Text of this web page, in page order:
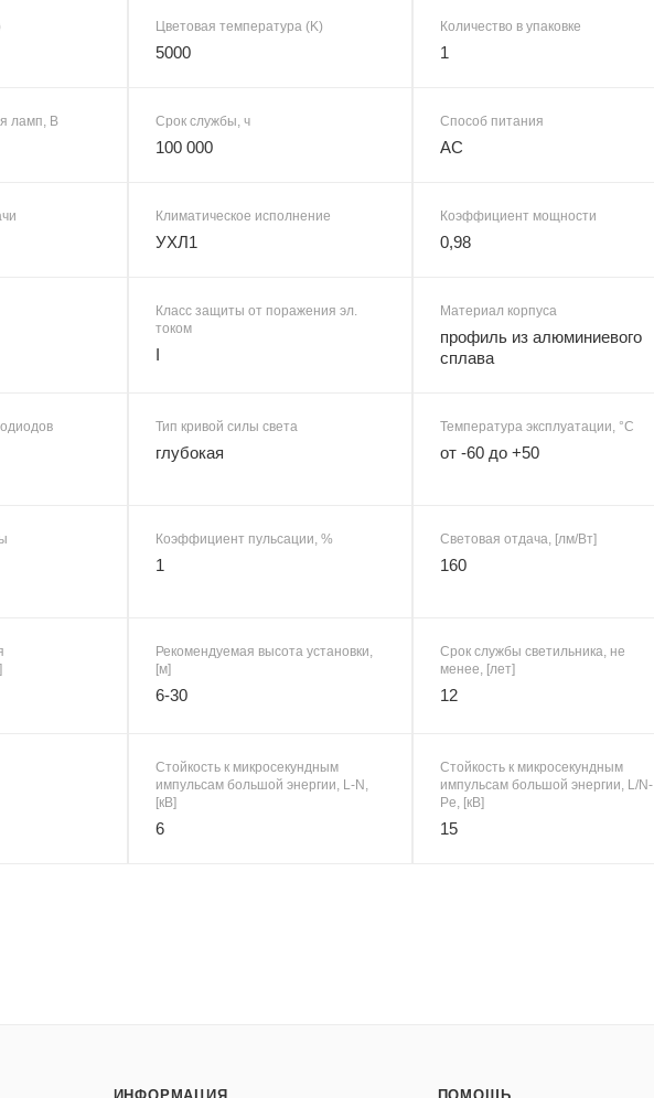
Цветовая температура (K)
5000
Количество в упаковке
1
ламп, В Срок службы, ч
100 000
Способ питания
AC
Климатическое исполнение
УХЛ1
Коэффициент мощности
0,98
Класс защиты от поражения эл.
током
I
Материал корпуса
профиль из алюминиевого
сплава
Тип кривой силы света
глубокая
Температура эксплуатации, °C
от -60 до +50
Коэффициент пульсации, %
1
Световая отдача, [лм/Вт]
160
Рекомендуемая высота установки,
[м]
6-30
Срок службы светильника, не
менее, [лет]
12
Стойкость к микросекундным
импульсам большой энергии, L-N,
[кВ]
6
Стойкость к микросекундным
импульсам большой энергии, L/N-
Pe, [кВ]
15